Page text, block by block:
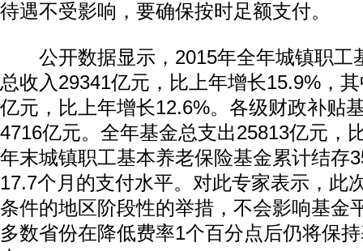
待遇不受影响，要确保按时足额支付。
公开数据显示，2015年全年城镇职工
总收入29341亿元，比上年增长15.9%，
亿元，比上年增长12.6%。各级财政补贴
4716亿元。全年基金总支出25813亿元，
年末城镇职工基本养老保险基金累计结存
17.7个月的支付水平。对此专家表示，此
条件的地区阶段性的举措，不会影响基金
多数省份在降低费率1个百分点后仍将保